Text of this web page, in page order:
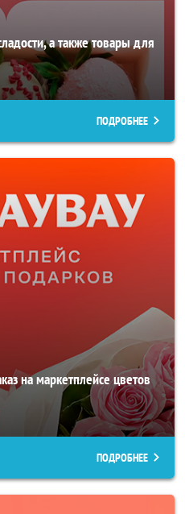
а также товары для
ПОДРОБНЕЕ
на маркетплейсе цветов
ПОДРОБНЕЕ